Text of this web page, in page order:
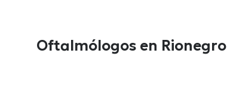
Oftalmólogos en Rionegro